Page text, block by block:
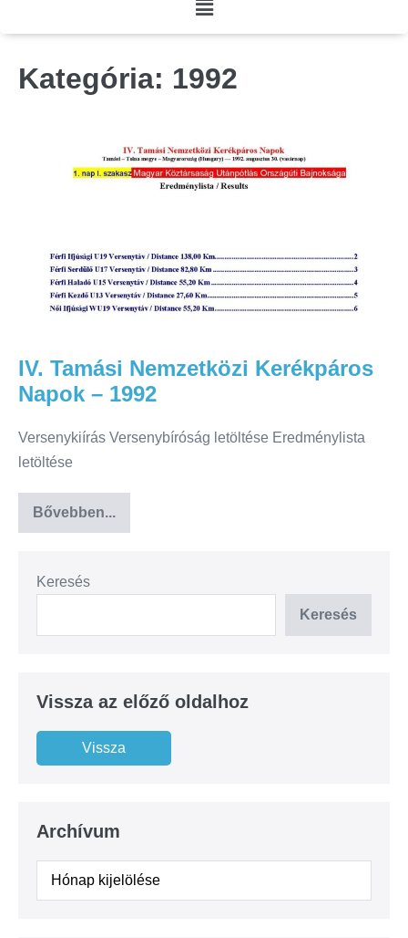
Kategória: 1992
IV. Tamási Nemzetközi Kerékpáros
Napok – 1992
Versenykiírás Versenybíróság letöltése Eredménylista
letöltése
Bővebben...
Keresés
Keresés
Vissza az előző oldalhoz
Archívum